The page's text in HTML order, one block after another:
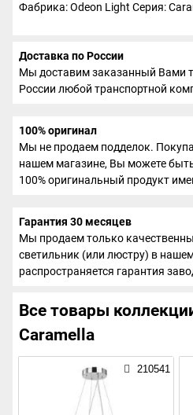
Фабрика: Odeon Light Серия:
Доставка по России
Мы доставим заказанный Вами
России любой транспортной
100% оригинал
Мы не продаем подделок.
нашем магазине, Вы можете
100% оригинальный продукт
Гарантия 30 месяцев
Мы продаем только
светильник (или люстру) в
распространяется гарантия
Все товары
Caramella
210541